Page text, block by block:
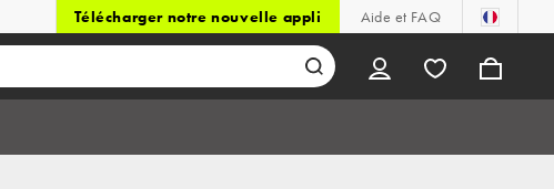
Télécharger notre nouvelle appli Aide et FAQ